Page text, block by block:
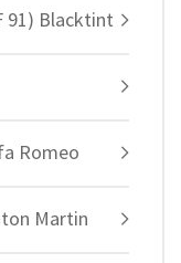
91) Blacktint
Romeo
Martin